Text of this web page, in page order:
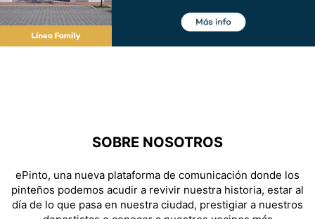
SOBRE NOSOTROS
ePinto, una nueva plataforma de comunicación donde los
pinteños podemos acudir a revivir nuestra historia, estar al
día de lo que pasa en nuestra ciudad, prestigiar a nuestros